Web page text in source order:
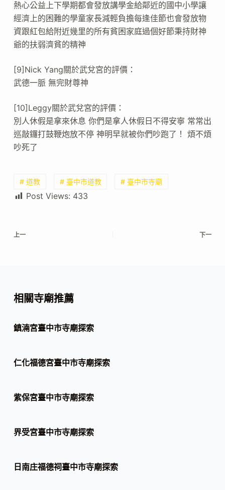
熱心公益上下學期都會發放講學金給鄰近的國中小學讓
經濟上的困難的學童家長減輕負擔每逢佳節也會發放物
資跟紅包給附近幾里的所有貧困家庭過個好節秉持財神
爺的扶弱濟貧的精神
[9]Nick Yang關於武兌宮的評價：
武德一脈 無完財尊神
[10]Leggy關於武兌宮的評價：
別人休假是拿來休息 你們是拿人休假日不得安寧 常常出
巡敲鑼打鼓鞭炮放不停 神明早就被你們吵跑了！ 煩不煩
吵死了
# 道教 # 臺中市道教 # 臺中市寺廟
Post Views: 433
上一 下一
相關寺廟推薦
鎮湳宮臺中市寺廟探索
仁化福德宮臺中市寺廟探索
紫保宮臺中市寺廟探索
界受宮臺中市寺廟探索
日南庄福德祠臺中市寺廟探索